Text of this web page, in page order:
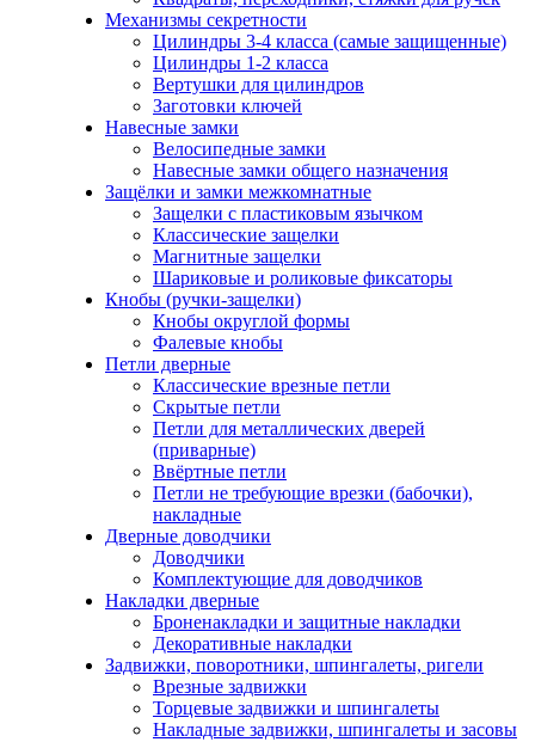
Механизмы секретности
Цилиндры 3-4 класса (самые защищенные)
Цилиндры 1-2 класса
Вертушки для цилиндров
Заготовки ключей
Навесные замки
Велосипедные замки
Навесные замки общего назначения
Защёлки и замки межкомнатные
Защелки с пластиковым язычком
Классические защелки
Магнитные защелки
Шариковые и роликовые фиксаторы
Кнобы (ручки-защелки)
Кнобы округлой формы
Фалевые кнобы
Петли дверные
Классические врезные петли
Скрытые петли
Петли для металлических дверей
(приварные)
Ввёртные петли
Петли не требующие врезки (бабочки),
накладные
Дверные доводчики
Доводчики
Комплектующие для доводчиков
Накладки дверные
Броненакладки и защитные накладки
Декоративные накладки
Задвижки, поворотники, шпингалеты, ригели
Врезные задвижки
Торцевые задвижки и шпингалеты
Накладные задвижки, шпингалеты и засовы